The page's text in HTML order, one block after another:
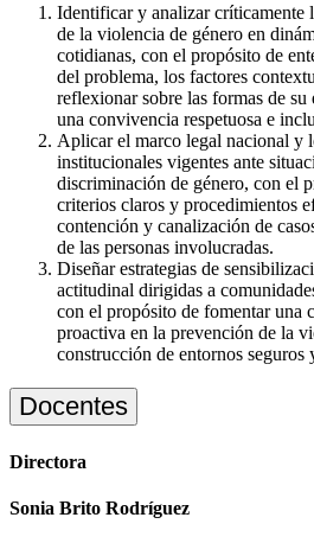
Identificar y analizar críticamente
de la violencia de género en
cotidianas, con el propósito de
del problema, los factores
reflexionar sobre las formas de
una convivencia respetuosa e
Aplicar el marco legal nacional y
institucionales vigentes ante
discriminación de género, con el
criterios claros y procedimientos
contención y canalización de
de las personas involucradas.
Diseñar estrategias de
actitudinal dirigidas a
con el propósito de fomentar una
proactiva en la prevención de la
construcción de entornos
Docentes
Directora
Sonia Brito Rodríguez